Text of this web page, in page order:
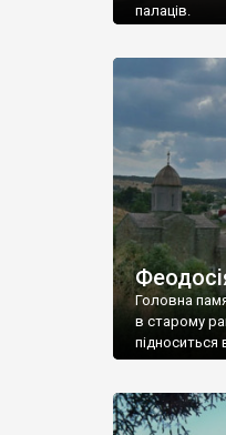
палаців.
Головна
в старому
підноситься